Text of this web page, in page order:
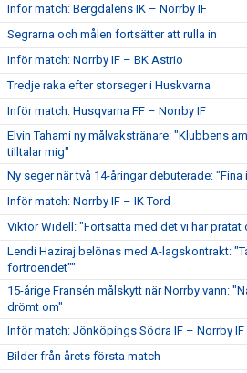
Inför match: Bergdalens IK – Norrby IF
Segrarna och målen fortsätter att rulla in
Inför match: Norrby IF – BK Astrio
Tredje raka efter storseger i Huskvarna
Inför match: Husqvarna FF – Norrby IF
Elvin Tahami ny målvakstränare: "Klubbens
tilltalar mig"
Ny seger när två 14-åringar debuterade: "Fina
Inför match: Norrby IF – IK Tord
Viktor Widell: "Fortsätta med det vi har pratat
Lendi Haziraj belönas med A-lagskontrakt:
förtroendet""
15-årige Fransén målskytt när Norrby vann:
drömt om"
Inför match: Jönköpings Södra IF – Norrby IF
Bilder från årets första match